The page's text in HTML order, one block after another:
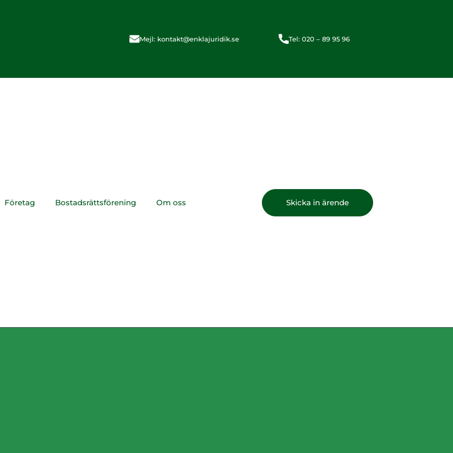
Mejl: kontakt@enklajuridik.se Tel: 020 – 89 95 96
Företag Bostadsrättsförening Om oss Skicka in ärende